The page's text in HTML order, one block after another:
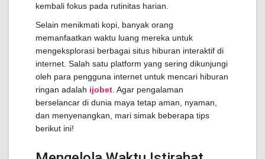
kembali fokus pada rutinitas harian.
Selain menikmati kopi, banyak orang
memanfaatkan waktu luang mereka untuk
mengeksplorasi berbagai situs hiburan interaktif di
internet. Salah satu platform yang sering dikunjungi
oleh para pengguna internet untuk mencari hiburan
ringan adalah ijobet . Agar pengalaman
berselancar di dunia maya tetap aman, nyaman,
dan menyenangkan, mari simak beberapa tips
berikut ini!